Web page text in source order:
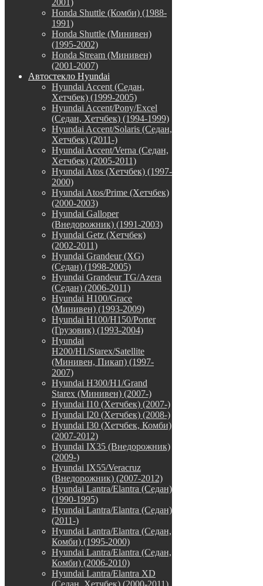
Honda Shuttle (Комби) (1988-
1991)
Honda Shuttle (Минивен)
(1995-2002)
Honda Stream (Минивен)
(2001-2007)
Автостекло Hyundai
Hyundai Accent (Седан,
Хетчбек) (1999-2005)
Hyundai Accent/Pony/Excel
(Седан, Хетчбек) (1994-1999)
Hyundai Accent/Solaris (Седан,
Хетчбек) (2011-)
Hyundai Accent/Verna (Седан,
Хетчбек) (2005-2011)
Hyundai Atos (Хетчбек) (1997-
2000)
Hyundai Atos/Prime (Хетчбек)
(2000-2003)
Hyundai Galloper
(Внедорожник) (1991-2003)
Hyundai Getz (Хетчбек)
(2002-2011)
Hyundai Grandeur (XG)
(Седан) (1998-2005)
Hyundai Grandeur TG/Azera
(Седан) (2006-2011)
Hyundai H100/Grace
(Минивен) (1993-2009)
Hyundai H100/H150/Porter
(Грузовик) (1993-2004)
Hyundai
H200/H1/Starex/Satellite
(Минивен, Пикап) (1997-
2007)
Hyundai H300/H1/Grand
Starex (Минивен) (2007-)
Hyundai I10 (Хетчбек) (2007-)
Hyundai I20 (Хетчбек) (2008-)
Hyundai I30 (Хетчбек, Комби)
(2007-2012)
Hyundai IX35 (Внедорожник)
(2009-)
Hyundai IX55/Veracruz
(Внедорожник) (2007-2012)
Hyundai Lantra/Elantra (Седан)
(1990-1995)
Hyundai Lantra/Elantra (Седан)
(2011-)
Hyundai Lantra/Elantra (Седан,
Комби) (1995-2000)
Hyundai Lantra/Elantra (Седан,
Комби) (2006-2010)
Hyundai Lantra/Elantra XD
(Седан, Хетчбек) (2000-2011)